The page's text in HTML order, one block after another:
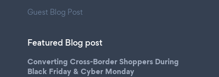
Guest Blog Post
Featured Blog post
Converting Cross-Border Shoppers During
Black Friday & Cyber Monday